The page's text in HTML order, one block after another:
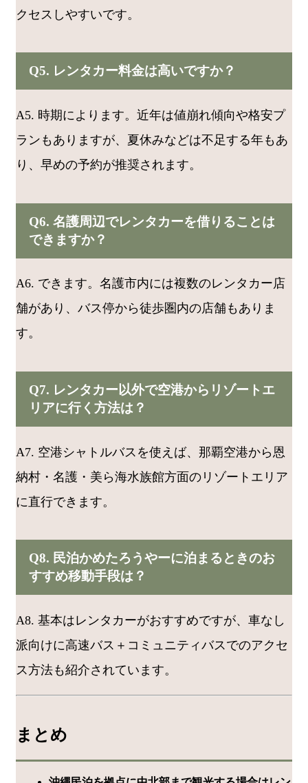
クセスしやすいです。
Q5. レンタカー料金は高いですか？
A5. 時期によります。近年は値崩れ傾向や格安プ
ランもありますが、夏休みなどは不足する年もあ
り、早めの予約が推奨されます。
Q6. 名護周辺でレンタカーを借りることは
できますか？
A6. できます。名護市内には複数のレンタカー店
舗があり、バス停から徒歩圏内の店舗もありま
す。
Q7. レンタカー以外で空港からリゾートエ
リアに行く方法は？
A7. 空港シャトルバスを使えば、那覇空港から恩
納村・名護・美ら海水族館方面のリゾートエリア
に直行できます。
Q8. 民泊かめたろうやーに泊まるときのお
すすめ移動手段は？
A8. 基本はレンタカーがおすすめですが、車なし
派向けに高速バス＋コミュニティバスでのアクセ
ス方法も紹介されています。
まとめ